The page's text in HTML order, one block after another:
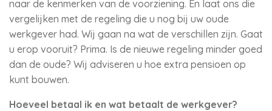
naar de kenmerken van de voorziening. En laat ons die
vergelijken met de regeling die u nog bij uw oude
werkgever had. Wij gaan na wat de verschillen zijn. Gaat
u erop vooruit? Prima. Is de nieuwe regeling minder goed
dan de oude? Wij adviseren u hoe extra pensioen op
kunt bouwen.
Hoeveel betaal ik en wat betaalt de werkgever?